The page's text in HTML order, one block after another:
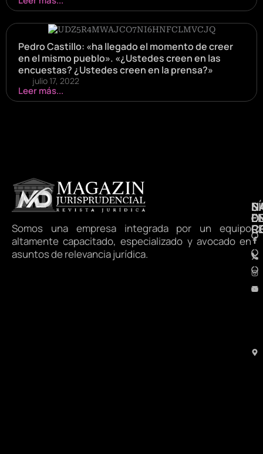
Pedro Castillo: «ha llegado el momento de creer
en el mismo pueblo». «¿Ustedes creen en las
encuestas? ¿Ustedes creen en la prensa?»
julio 17, 2022
Leer más...
Somos una empresa integrada por un equipo
altamente capacitado, especializado y avocado en
asuntos de relevancia jurídica.